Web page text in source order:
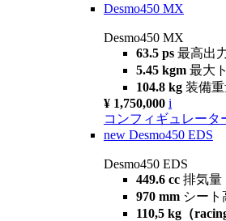
Desmo450 MX
Desmo450 MX
63.5 ps 最高出
5.45 kgm 最大
104.8 kg 装備重
¥ 1,750,000 i
コンフィギュレータ
new Desmo450 EDS
Desmo450 EDS
449.6 cc 排気量
970 mm シート
110,5 kg（